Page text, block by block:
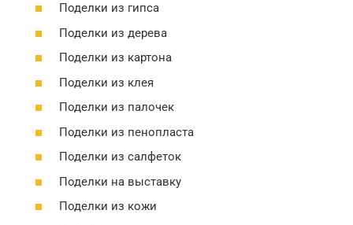
Поделки из гипса
Поделки из дерева
Поделки из картона
Поделки из клея
Поделки из палочек
Поделки из пенопласта
Поделки из салфеток
Поделки на выставку
Поделки из кожи